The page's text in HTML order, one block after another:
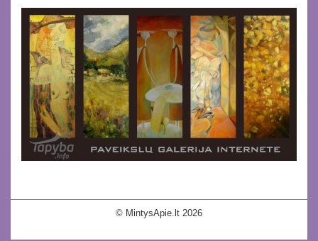
© MintysApie.lt 2026